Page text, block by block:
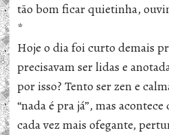
tão bom ficar quietinha,
*
Hoje o dia foi curto demais
precisavam ser lidas e
por isso? Tento ser zen e
“nada é pra já”, mas
cada vez mais ofegante,